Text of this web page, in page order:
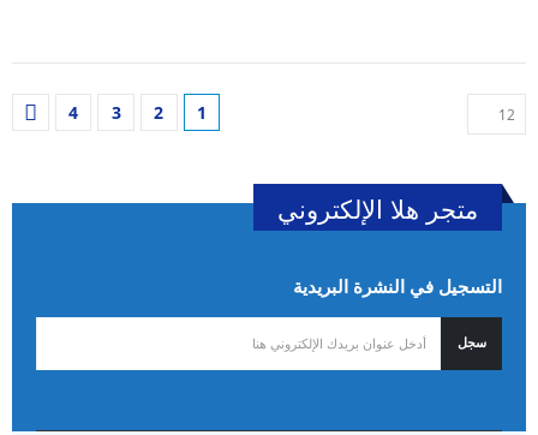
1
2
3
4
متجر هلا الإلكتروني
التسجيل في النشرة البريدية